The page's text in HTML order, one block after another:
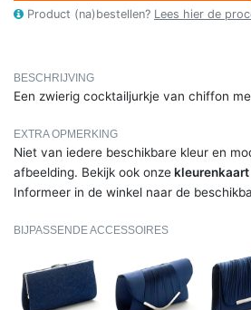
Product (na)bestellen? Lees hier de
BESCHRIJVING
Een zwierig cocktailjurkje van chiffon
EXTRA OPMERKING
Niet van iedere beschikbare kleur en
afbeelding. Bekijk ook onzekleurenkaart
Informeer in de winkel naar de
BIJPASSENDE ACCESSOIRES